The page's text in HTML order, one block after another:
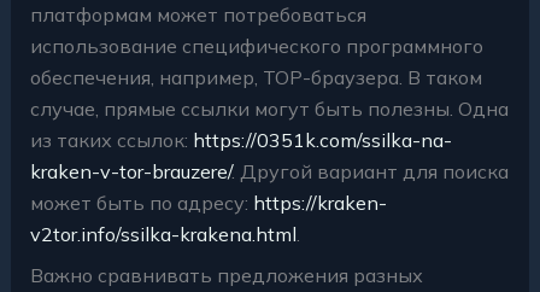
платформам может потребоваться
использование специфического программного
обеспечения, например, ТОР-браузера. В таком
случае, прямые ссылки могут быть полезны. Одна
из таких ссылок: https://0351k.com/ssilka-na-
kraken-v-tor-brauzere/. Другой вариант для поиска
может быть по адресу: https://kraken-
v2tor.info/ssilka-krakena.html
Важно сравнивать предложения разных